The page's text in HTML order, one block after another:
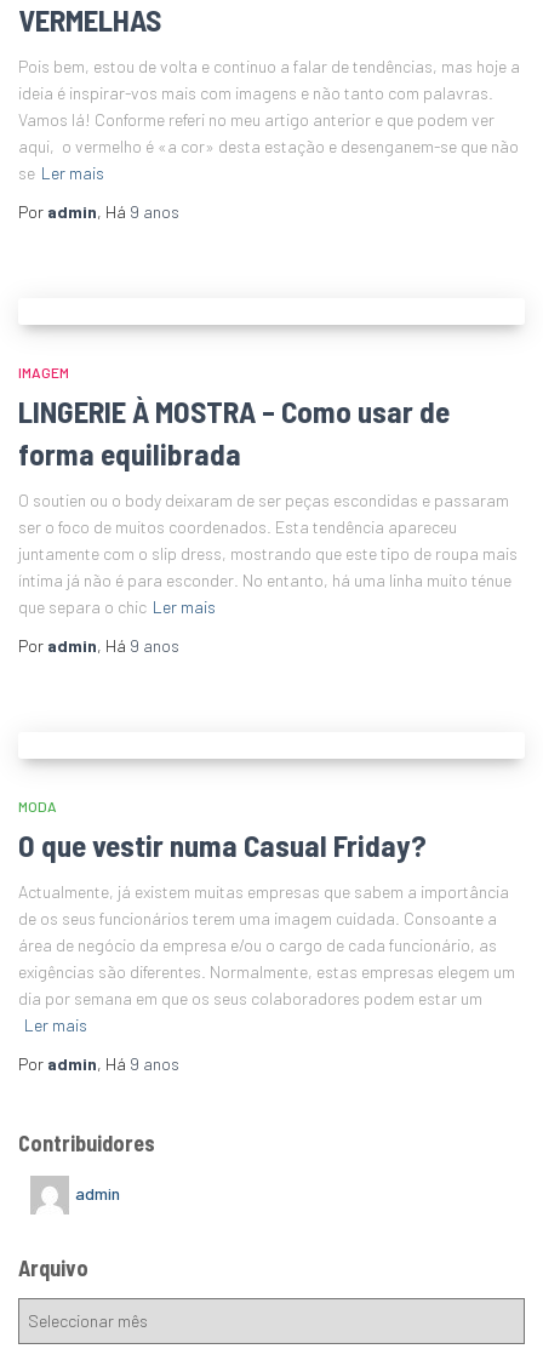
VERMELHAS
Pois bem, estou de volta e continuo a falar de tendências, mas hoje a
ideia é inspirar-vos mais com imagens e não tanto com palavras.
Vamos lá! Conforme referi no meu artigo anterior e que podem ver
aqui, o vermelho é «a cor» desta estação e desenganem-se que não
se Ler mais
Por admin, Há 9 anos
IMAGEM
LINGERIE À MOSTRA – Como usar de
forma equilibrada
O soutien ou o body deixaram de ser peças escondidas e passaram
ser o foco de muitos coordenados. Esta tendência apareceu
juntamente com o slip dress, mostrando que este tipo de roupa mais
íntima já não é para esconder. No entanto, há uma linha muito ténue
que separa o chic Ler mais
Por admin, Há 9 anos
MODA
O que vestir numa Casual Friday?
Actualmente, já existem muitas empresas que sabem a importância
de os seus funcionários terem uma imagem cuidada. Consoante a
área de negócio da empresa e/ou o cargo de cada funcionário, as
exigências são diferentes. Normalmente, estas empresas elegem um
dia por semana em que os seus colaboradores podem estar um
Ler mais
Por admin, Há 9 anos
Contribuidores
admin
Arquivo